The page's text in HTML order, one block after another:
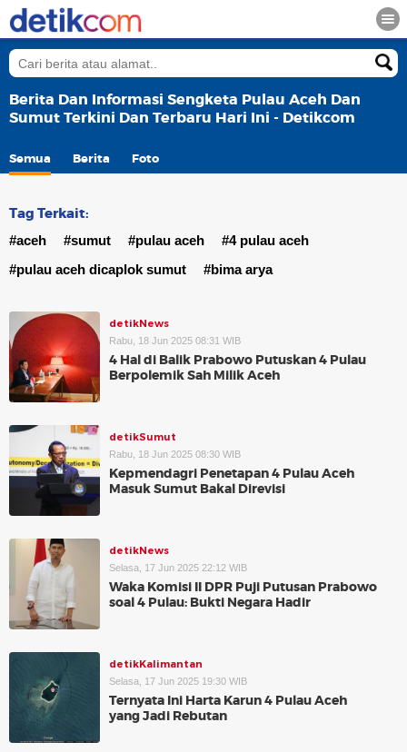
Berita Dan Informasi Sengketa Pulau Aceh Dan
Sumut Terkini Dan Terbaru Hari Ini - Detikcom
Semua Berita Foto
Tag Terkait:
#aceh #sumut #pulau aceh
#4 pulau aceh
#pulau aceh dicaplok sumut
#bima arya
detikNews
Rabu, 18 Jun 2025 08:31 WIB
4 Hal di Balik Prabowo Putuskan 4 Pulau
Berpolemik Sah Milik Aceh
detikSumut
Rabu, 18 Jun 2025 08:30 WIB
Kepmendagri Penetapan 4 Pulau Aceh
Masuk Sumut Bakal Direvisi
detikNews
Selasa, 17 Jun 2025 22:12 WIB
Waka Komisi II DPR Puji Putusan Prabowo
soal 4 Pulau: Bukti Negara Hadir
detikKalimantan
Selasa, 17 Jun 2025 19:30 WIB
Ternyata Ini Harta Karun 4 Pulau Aceh
yang Jadi Rebutan